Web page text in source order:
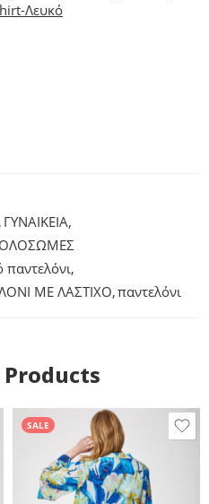
Λευκό
, ΓΥΝΑΙΚΕΙΑ,
,
ΜΕ ΛΑΣΤΙΧΟ,παντελόνι
SALE